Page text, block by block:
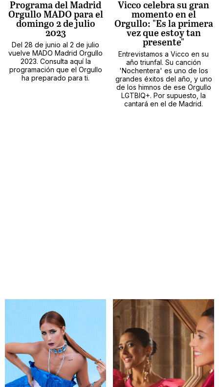
Programa del Madrid
Orgullo MADO para el
domingo 2 de julio
2023
Del 28 de junio al 2 de julio
vuelve MADO Madrid Orgullo
2023. Consulta aquí la
programación que el Orgullo
ha preparado para ti.
Vicco celebra su gran
momento en el
Orgullo: "Es la primera
vez que estoy tan
presente"
Entrevistamos a Vicco en su
año triunfal. Su canción
'Nochentera' es uno de los
grandes éxitos del año, y uno
de los himnos de ese Orgullo
LGTBIQ+. Por supuesto, la
cantará en el de Madrid.